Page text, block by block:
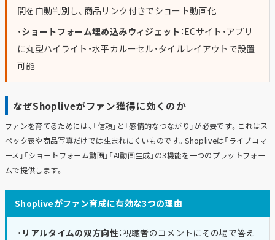
間を自動判別し、商品リンク付きでショート動画化
・ショートフォーム埋め込みウィジェット ：ECサイト・アプリ
に丸型ハイライト・水平カルーセル・タイルレイアウトで設置
可能
なぜShopliveがファン獲得に効くのか
ファンを育てるためには、「信頼」と「感情的なつながり」が必要です。これはス
ペック表や商品写真だけでは生まれにくいものです。Shopliveは「ライブコマ
ース」「ショートフォーム動画」「AI動画生成」の3機能を一つのプラットフォー
ムで提供します。
Shopliveがファン育成に有効な3つの理由
・ リアルタイムの双方向性：視聴者のコメントにその場で答え